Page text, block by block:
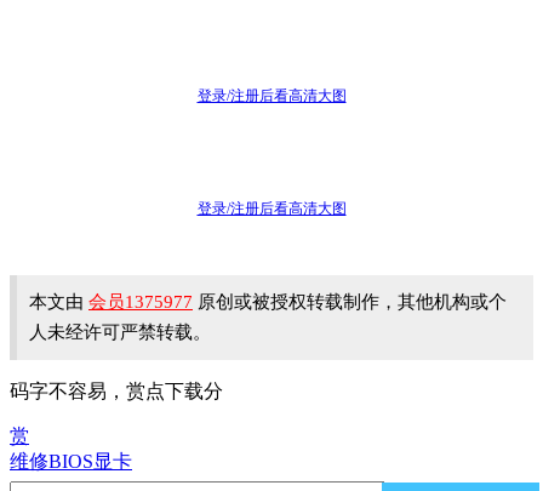
登录/注册后看高清大图
登录/注册后看高清大图
本文由 会员1375977 原创或被授权转载制作，其他机构或个
人未经许可严禁转载。
码字不容易，赏点下载分
赏
维修BIOS显卡